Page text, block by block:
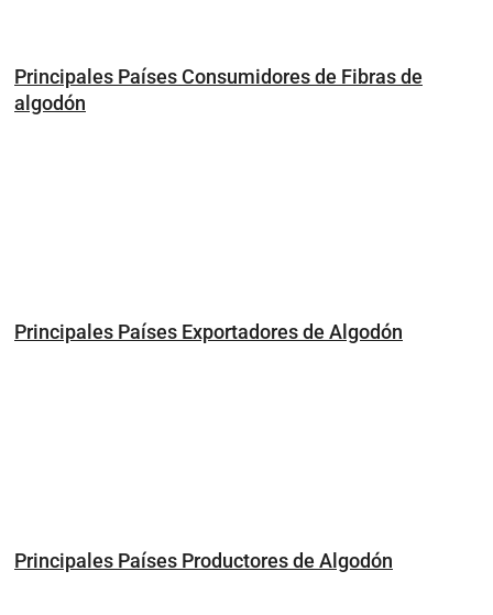
Principales Países Consumidores de Fibras de
algodón
Principales Países Exportadores de Algodón
Principales Países Productores de Algodón